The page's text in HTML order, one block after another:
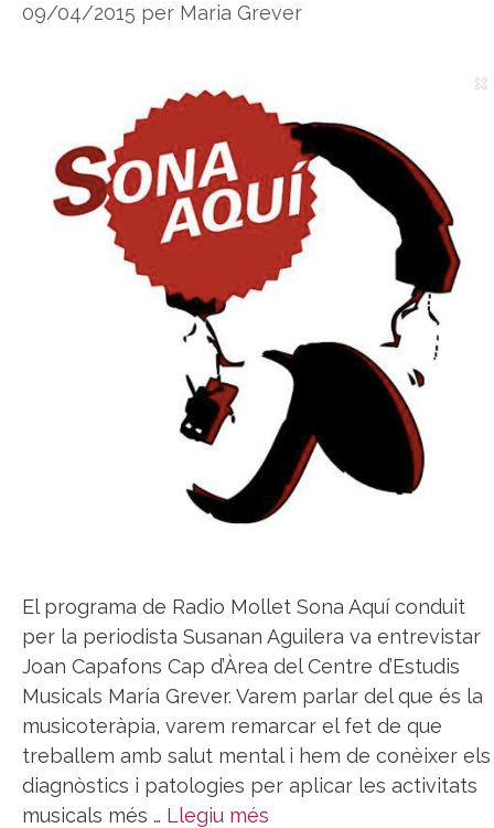
09/04/2015 per Maria Grever
El programa de Radio Mollet Sona Aquí conduit
per la periodista Susanan Aguilera va entrevistar
Joan Capafons Cap d’Àrea del Centre d’Estudis
Musicals María Grever. Varem parlar del que és la
musicoteràpia, varem remarcar el fet de que
treballem amb salut mental i hem de conèixer els
diagnòstics i patologies per aplicar les activitats
musicals més … Llegiu més